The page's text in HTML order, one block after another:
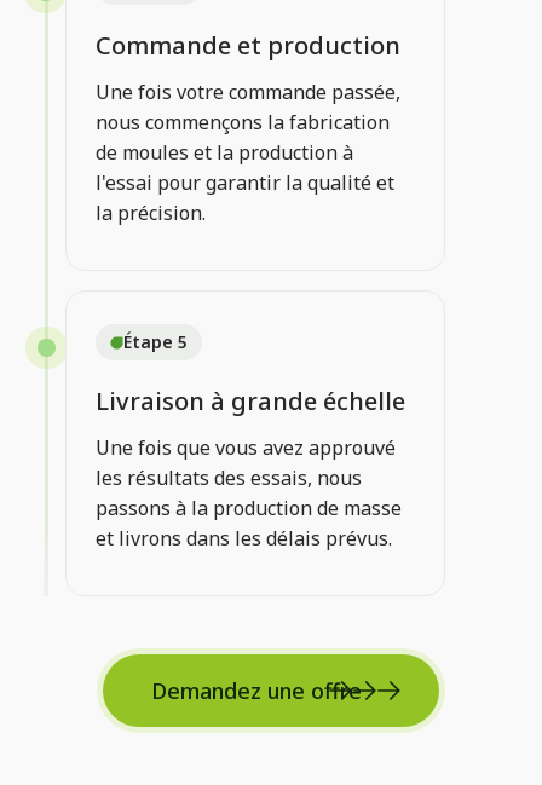
Commande et production
Une fois votre commande passée,
nous commençons la fabrication
de moules et la production à
l'essai pour garantir la qualité et
la précision.
Étape 5
Livraison à grande échelle
Une fois que vous avez approuvé
les résultats des essais, nous
passons à la production de masse
et livrons dans les délais prévus.
Demandez une offre